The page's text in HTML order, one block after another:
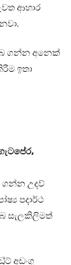
ආහාර
ගන්න අනෙක්
ඉතා
ගන්න උදව්
පදාර්ථ
සැලකිලිමත්
අඩංගු